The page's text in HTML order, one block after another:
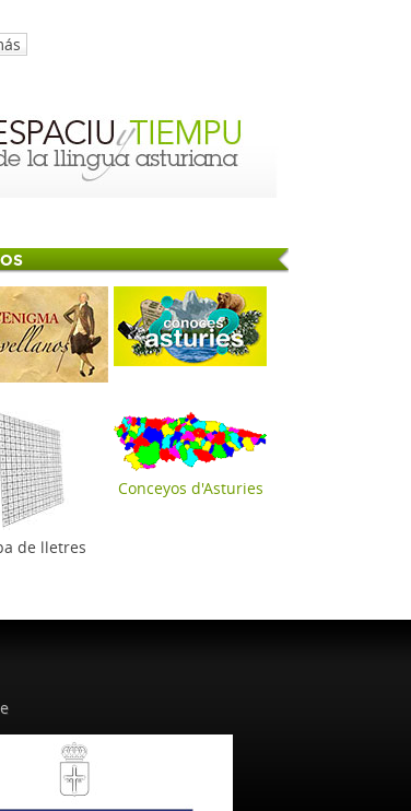
de lletres
Conceyos d'Asturies